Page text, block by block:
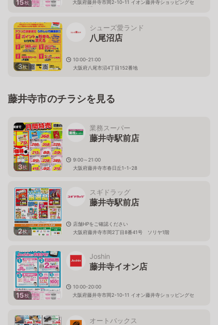
15枚
大阪府藤井寺市岡2-10-11 イオン藤井寺ショッピングセ
ンター2F
3枚
シューズ愛ランド
八尾沼店
10:00-21:00
大阪府八尾市沼4丁目152番地
藤井寺市のチラシを見る
3枚
業務スーパー
藤井寺駅前店
9:00～21:00
大阪府藤井寺市春日丘1-1-28
2枚
スギドラッグ
藤井寺駅前店
店舗HPをご確認ください
大阪府藤井寺市岡2丁目8番41号 ソリヤ1階
15枚
Joshin
藤井寺イオン店
10:00-20:00
大阪府藤井寺市岡2-10-11 イオン藤井寺ショッピングセ
ンター2F
オートバックス